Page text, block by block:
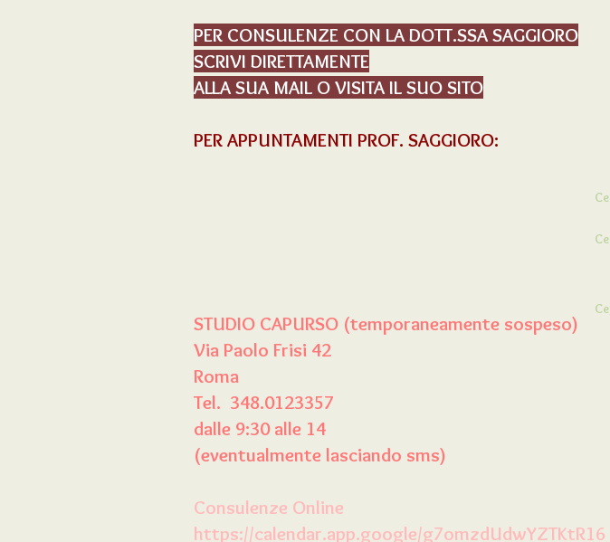
PER CONSULENZE CON LA DOTT.SSA SAGGIORO
SCRIVI DIRETTAMENTE
ALLA SUA MAIL O VISITA IL SUO SITO
PER APPUNTAMENTI PROF. SAGGIORO:
STUDIO CAPURSO (temporaneamente sospeso)
Via Paolo Frisi 42
Roma
Tel. 348.0123357
dalle 9:30 alle 14
(eventualmente lasciando sms)
Consulenze Online
https://calendar.app.google/g7omzdUdwYZTKtR16